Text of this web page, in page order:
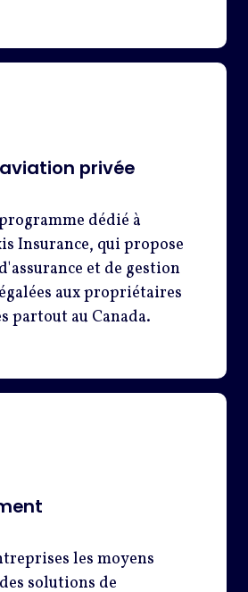
privée
dédié à
Insurance, qui propose
et de gestion
aux propriétaires
partout au Canada.
les moyens
solutions de